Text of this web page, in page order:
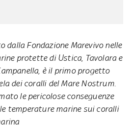
dalla Fondazione Marevivo nelle
protette di Ustica, Tavolara e
è il primo progetto
dei coralli del Mare Nostrum.
le pericolose conseguenze
temperature marine sui coralli